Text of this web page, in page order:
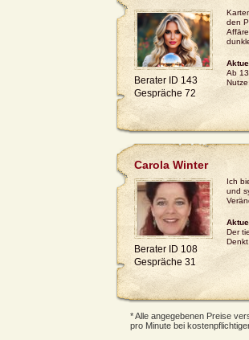
den
Berater ID 143
Gespräche 72
Ab
Carola Winter
Ich
und
Berater ID 108
Gespräche 31
Der
* Alle angegebenen Preise
pro Minute bei